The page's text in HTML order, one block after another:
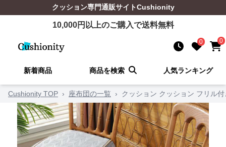
クッション専門通販サイトCushionity
10,000円以上のご購入で送料無料
0 0
新着商品 商品を検索 人気ランキング
Cushionity TOP › 座布団の一覧 › クッション クッション フリル